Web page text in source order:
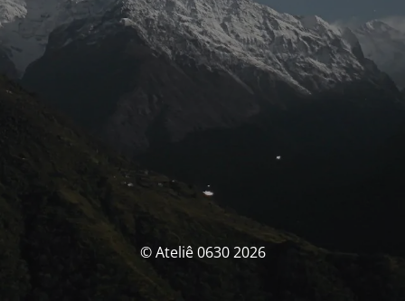
© Ateliê 0630 2026